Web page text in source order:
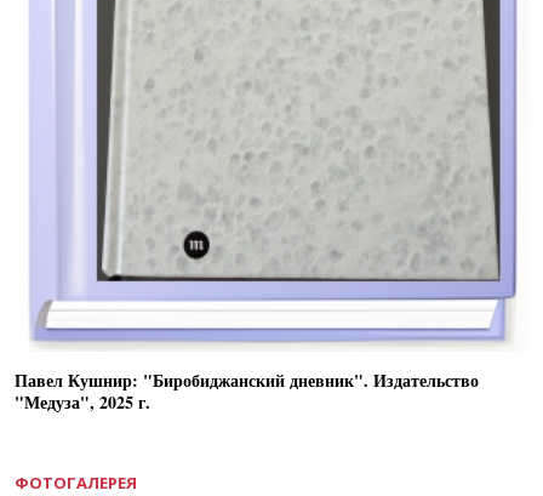
Павел Кушнир: "Биробиджанский дневник". Издательство
"Медуза", 2025 г.
ФОТОГАЛЕРЕЯ